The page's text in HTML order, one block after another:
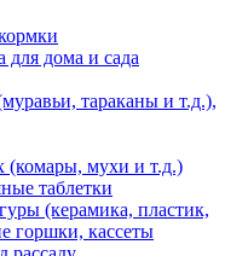
для дома и сада
тараканы и т.д.),
(комары, мухи и т.д.)
таблетки
(керамика, пластик,
горшки, кассеты